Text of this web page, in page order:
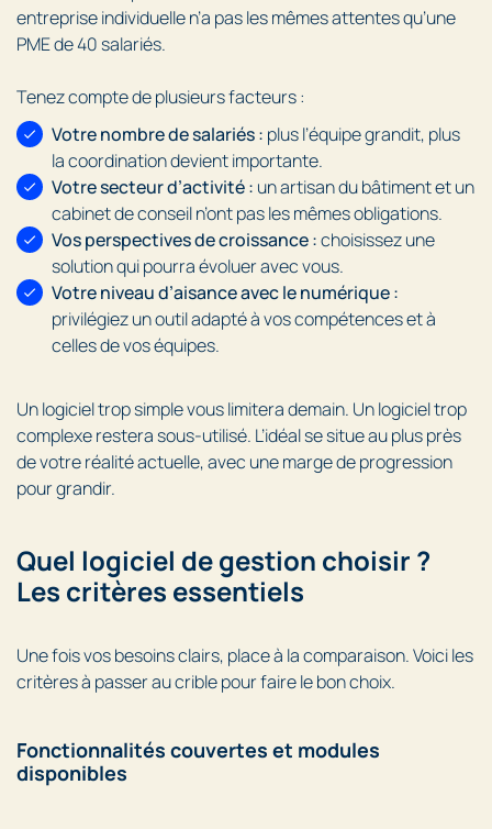
entreprise individuelle n’a pas les mêmes attentes qu’une
PME de 40 salariés.
Tenez compte de plusieurs facteurs :
Votre nombre de salariés : plus l’équipe grandit, plus
la coordination devient importante.
Votre secteur d’activité : un artisan du bâtiment et un
cabinet de conseil n’ont pas les mêmes obligations.
Vos perspectives de croissance :choisissez une
solution qui pourra évoluer avec vous.
Votre niveau d’aisance avec le numérique :
privilégiez un outil adapté à vos compétences et à
celles de vos équipes.
Un logiciel trop simple vous limitera demain. Un logiciel trop
complexe restera sous-utilisé. L’idéal se situe au plus près
de votre réalité actuelle, avec une marge de progression
pour grandir.
Quel logiciel de gestion choisir ?
Les critères essentiels
Une fois vos besoins clairs, place à la comparaison. Voici les
critères à passer au crible pour faire le bon choix.
Fonctionnalités couvertes et modules
disponibles